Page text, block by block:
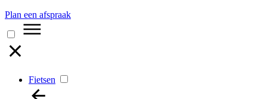
Plan een afspraak
Fietsen